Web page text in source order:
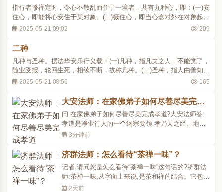
指行者修禅定时，令心不散乱而住于一境者，共有九种心，即：(一)安
住心，即能将心安住于某对象。(二)摄住心，即当心念对外在对象起作
用时，能令心念速返回本心。(三)解住心，当解知（分别理解）之心对
于安住。(五)伏住心，即久入禅定而..
2025-05-21 09:02 209
二种
凡种与圣种。据法华安乐行义载：(一)凡种，指凡夫之人，不能觉了，
随业受报，轮回生死，相续不断，故称凡种。(二)圣种，指人由善知识
之助，得闻法义，善能觉了一切诸法皆从妄念而生，观此妄心，犹如
2025-05-21 08:56 165
大安法师：在家佛弟子如何尽善尽美完成
孝道
问:在家佛弟子如何尽善尽美完成孝道?大安法师答:
孝道是净业行人的一个纲宗要领,孝乃天之经、地之
义。吾人之身,藉父母之缘而生。自顾从无量劫来,所
大海之水。甚至出生而夭折,累及父母哀痛哭泣,所出
眼泪亦多于大海之水。以是义故,父母恩重。故
《诗》云:欲..
3分钟前
济群法师：怎么看待“茶禅一味”？
记者:请问您是怎么看待“茶禅一味”这句话的?济群法
师:茶禅一味,从字面上来说,是茶和禅的结合。它包括
两方面,一是从喝茶契入禅,如赵州的“吃茶去”,就是通
2天前